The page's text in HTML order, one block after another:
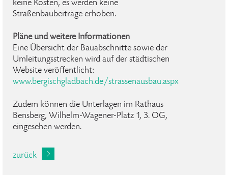
keine Kosten, es werden keine
Straßenbaubeiträge erhoben.
Pläne und weitere Informationen
Eine Übersicht der Bauabschnitte sowie der
Umleitungsstrecken wird auf der städtischen
Website veröffentlicht:
www.bergischgladbach.de/strassenausbau.aspx
Zudem können die Unterlagen im Rathaus
Bensberg, Wilhelm-Wagener-Platz 1, 3. OG,
eingesehen werden.
zurück